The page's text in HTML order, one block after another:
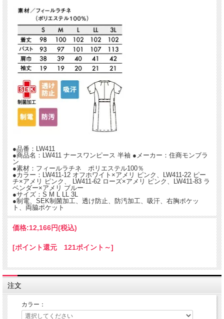
●品番：LW411
●商品名：LW411 ナースワンピース 半袖 ●メーカー：住商モンブラ
ン
●素材：フィールラチネ ポリエステル100％
●カラー：LW411-12 オフホワイト×アメリ ピンク、LW411-22 ピー
チ×アメリ ピンク、 LW411-62 ローズ×アメリ ピンク、LW411-83 ラ
ベンダー×アメリ ブルー
●サイズ：S M L LL 3L
●制電、SEK制菌加工、透け防止、防汚加工、吸汗、右胸ポケッ
ト、両脇ポケット
価格:12,166円(税込)
[ポイント還元 121ポイント～]
注文
カラー：